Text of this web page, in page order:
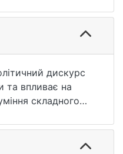
15071834/2621
дискурс
та впливає на
складного
Ця
присвячена